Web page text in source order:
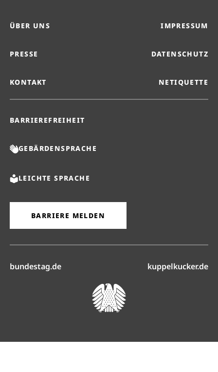
ÜBER UNS IMPRESSUM
PRESSE DATENSCHUTZ
KONTAKT NETIQUETTE
BARRIEREFREIHEIT
GEBÄRDENSPRACHE
LEICHTE SPRACHE
BARRIERE MELDEN
bundestag.de(öffnet in neuem Reiter)kuppelkucker.de